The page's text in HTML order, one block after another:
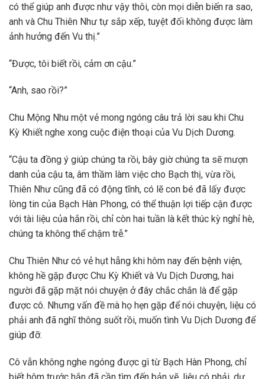
có thể giúp anh được như vậy thôi, còn mọi diễn biến ra sao,
anh và Chu Thiên Như tự sắp xếp, tuyệt đối không được làm
ảnh hưởng đến Vu thị.”
“Được, tôi biết rồi, cảm ơn cậu.”
“Anh, sao rồi?”
Chu Mộng Nhu một vẻ mong ngóng câu trả lời sau khi Chu
Kỳ Khiết nghe xong cuộc điện thoại của Vu Dịch Dương.
“Cậu ta đồng ý giúp chúng ta rồi, bây giờ chúng ta sẽ mượn
danh của cậu ta, âm thầm làm việc cho Bạch thị, vừa rồi,
Thiên Như cũng đã có động tĩnh, có lẽ con bé đã lấy được
lòng tin của Bạch Hàn Phong, có thể thuận lợi tiếp cận được
với tài liệu của hắn rồi, chỉ còn hai tuần là kết thúc kỳ nghỉ hè,
chúng ta không thể chậm trễ.”
Chu Thiên Như có vẻ hụt hẫng khi hôm nay đến bệnh viện,
không hề gặp được Chu Kỳ Khiết và Vu Dịch Dương, hai
người đã gặp mặt nói chuyện ở đây chắc chắn là để gặp
được cô. Nhưng vấn đề mà họ hẹn gặp để nói chuyện, liệu có
phải anh đã nghĩ thông suốt rồi, muốn tình Vu Dịch Dương để
giúp đỡ.
Cô vẫn không nghe ngóng được gì từ Bạch Hàn Phong, chỉ
biết hôm trước hắn đã cần tìm đến bản vẽ, liệu có phải, dự